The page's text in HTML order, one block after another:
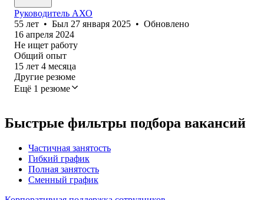
Руководитель АХО
55 лет • Был 27 января 2025 • Обновлено
16 апреля 2024
Не ищет работу
Общий опыт
15 лет 4 месяца
Другие резюме
Ещё 1 резюме
Быстрые фильтры подбора вакансий
Частичная занятость
Гибкий график
Полная занятость
Сменный график